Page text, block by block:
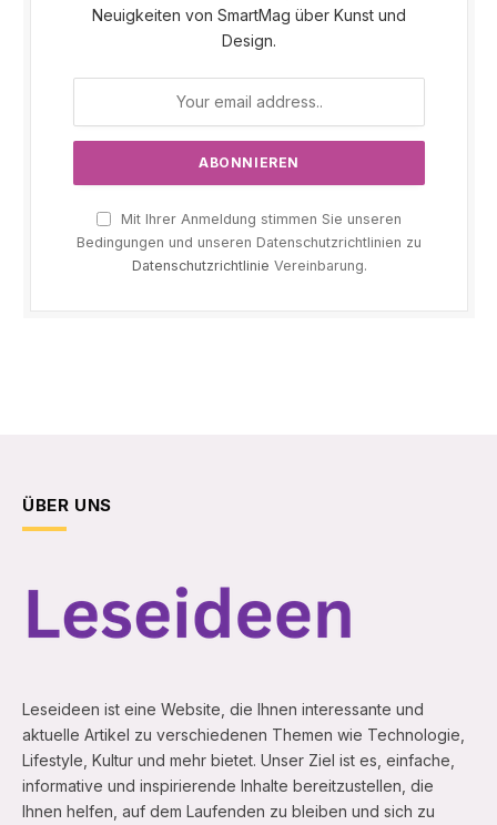
Neuigkeiten von SmartMag über Kunst und
Design.
Mit Ihrer Anmeldung stimmen Sie unseren
Bedingungen und unseren Datenschutzrichtlinien zu
Datenschutzrichtlinie Vereinbarung.
ÜBER UNS
Leseideen ist eine Website, die Ihnen interessante und
aktuelle Artikel zu verschiedenen Themen wie Technologie,
Lifestyle, Kultur und mehr bietet. Unser Ziel ist es, einfache,
informative und inspirierende Inhalte bereitzustellen, die
Ihnen helfen, auf dem Laufenden zu bleiben und sich zu